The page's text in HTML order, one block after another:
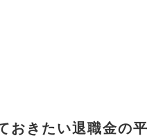
おきたい退職金の